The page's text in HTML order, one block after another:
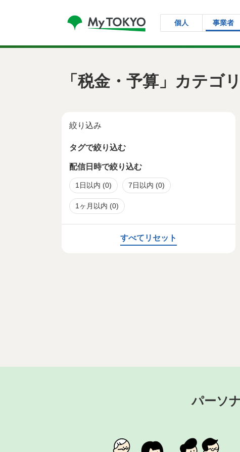
個人 事業者
「税金・予算」カテゴ
絞り込み
タグで絞り込む
配信日時で絞り込む
1日以内 (0) 7日以内 (0)
1ヶ月以内 (0)
すべてリセット
パーソ